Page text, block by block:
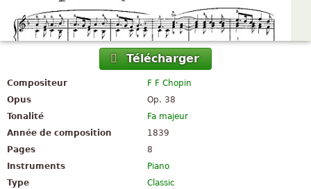
Télécharger
Compositeur
F F Chopin
Opus
Op. 38
Tonalité
Fa majeur
Année de composition
1839
Pages
8
Instruments
Piano
Type
Classic